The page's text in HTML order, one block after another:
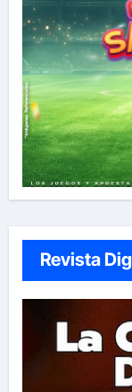
Revista